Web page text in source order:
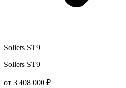
Sollers ST9
Sollers ST9
от 3 408 000 ₽